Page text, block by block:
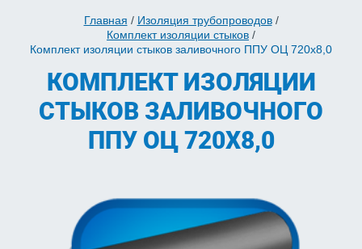
Главная / Изоляция трубопроводов/
Комплект изоляции стыков /
Комплект изоляции стыков заливочного ППУ ОЦ 720х8,0
КОМПЛЕКТ ИЗОЛЯЦИИ
СТЫКОВ ЗАЛИВОЧНОГО
ППУ ОЦ 720Х8,0